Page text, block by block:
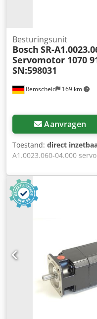
Remscheid 169 km
Besturingsunit
Bosch SR-
Servomotor 1070
SN:598031
Aanvragen
Toestand: direct
A1.0023.060-04.000
gebruikt, normale
leveringsomvang